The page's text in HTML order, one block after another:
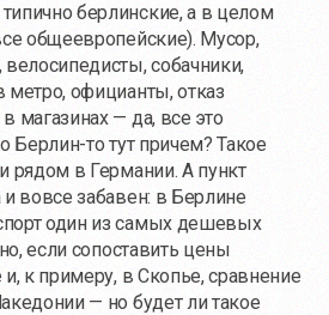
берлинские, а в целом
общеевропейские). Мусор,
собачники,
метро, официанты, отказ
магазинах — да, все это
Берлин-тотут причем? Такое
рядом в Германии. А пункт
вовсе забавен: в Берлине
один из самых дешевых
если сопоставить цены
к примеру, в Скопье, сравнение
— но будет ли такое